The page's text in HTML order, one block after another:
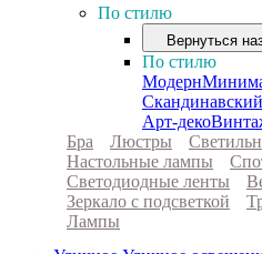
По стилю
Вернуться
По стилю
Модерн
Скандинавский
Арт-деко
Бра
Люстры
Настольные лампы
Светодиодные ленты
Зеркало с подсветкой
Лампы